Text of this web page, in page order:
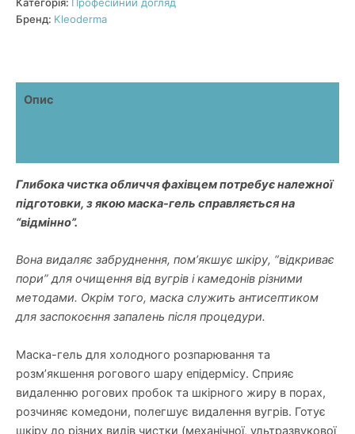
Категорія: Професійний догляд
Бренд: Kleoderma
Опис
Глибока чистка обличчя фахівцем потребує належної
підготовки, з якою маска-гель справляється на
“відмінно”.
Вона видаляє забруднення, пом’якшує шкіру, “відкриває
пори” для очищення від вугрів і камедонів різними
методами. Окрім того, маска служить антисептиком
для заспокоєння запалень після процедури.
Маска-гель для холодного розпарювання та
розм’якшення рогового шару епідермісу. Сприяє
видаленню рогових пробок та шкірного жиру в порах,
розчиняє комедони, полегшує видалення вугрів. Готує
шкіру до різних видів чистки (механічної, ультразвукової